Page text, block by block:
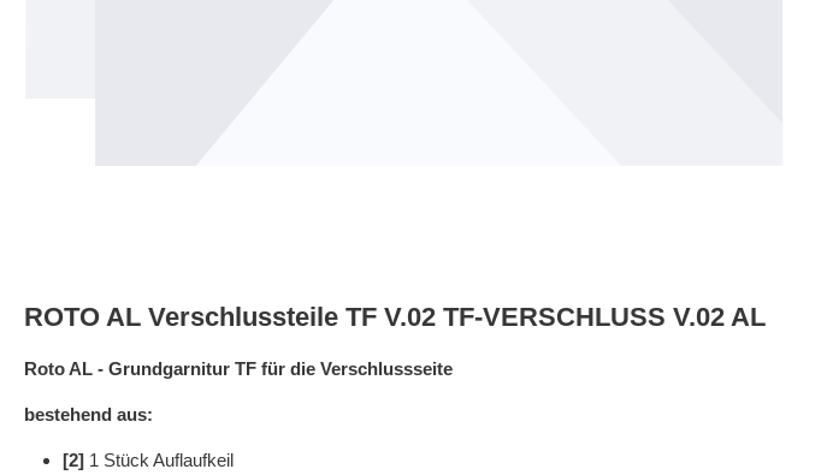
ROTO AL Verschlussteile TF V.02 TF-VERSCHLUSS V.02 AL
Roto AL - Grundgarnitur TF für die Verschlussseite
bestehend aus:
[2] 1 Stück Auflaufkeil